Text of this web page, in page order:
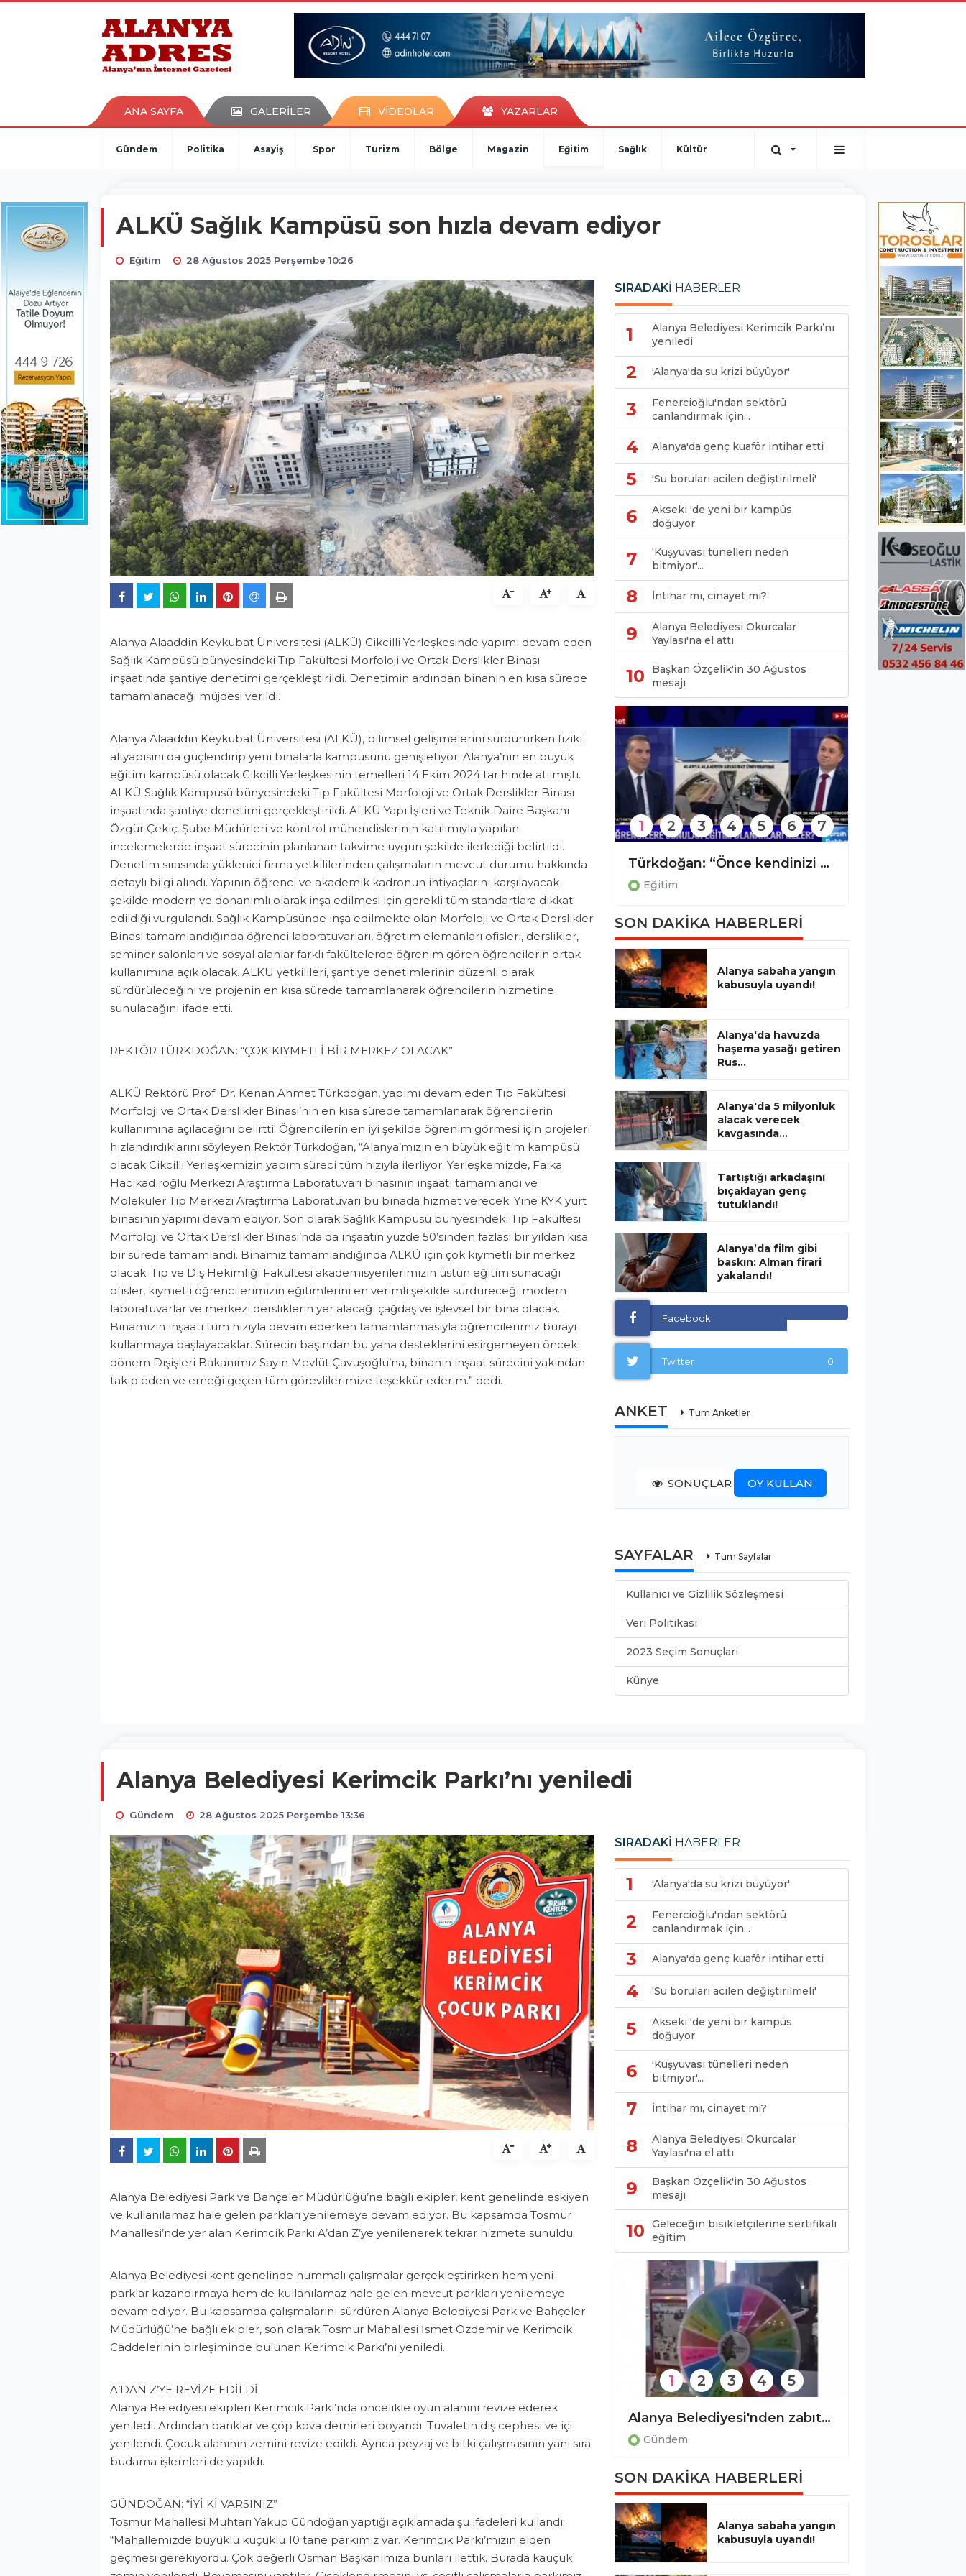
kaçak bahis
porno izle
ANA SAYFA GALERİLER VİDEOLAR YAZARLAR
Gündem Politika Asayiş Spor Turizm Bölge Magazin Eğitim Sağlık Kültür
ALKÜ Sağlık Kampüsü son hızla devam ediyor
Eğitim 28 Ağustos 2025 Perşembe 10:26
Alanya Alaaddin Keykubat Üniversitesi (ALKÜ) Cikcilli Yerleşkesinde yapımı devam eden
Sağlık Kampüsü bünyesindeki Tıp Fakültesi Morfoloji ve Ortak Derslikler Binası
inşaatında şantiye denetimi gerçekleştirildi. Denetimin ardından binanın en kısa sürede
tamamlanacağı müjdesi verildi.
Alanya Alaaddin Keykubat Üniversitesi (ALKÜ), bilimsel gelişmelerini sürdürürken fiziki
altyapısını da güçlendirip yeni binalarla kampüsünü genişletiyor. Alanya’nın en büyük
eğitim kampüsü olacak Cikcilli Yerleşkesinin temelleri 14 Ekim 2024 tarihinde atılmıştı.
ALKÜ Sağlık Kampüsü bünyesindeki Tıp Fakültesi Morfoloji ve Ortak Derslikler Binası
inşaatında şantiye denetimi gerçekleştirildi. ALKÜ Yapı İşleri ve Teknik Daire Başkanı
Özgür Çekiç, Şube Müdürleri ve kontrol mühendislerinin katılımıyla yapılan
incelemelerde inşaat sürecinin planlanan takvime uygun şekilde ilerlediği belirtildi.
Denetim sırasında yüklenici firma yetkililerinden çalışmaların mevcut durumu hakkında
detaylı bilgi alındı. Yapının öğrenci ve akademik kadronun ihtiyaçlarını karşılayacak
şekilde modern ve donanımlı olarak inşa edilmesi için gerekli tüm standartlara dikkat
edildiği vurgulandı. Sağlık Kampüsünde inşa edilmekte olan Morfoloji ve Ortak Derslikler
Binası tamamlandığında öğrenci laboratuvarları, öğretim elemanları ofisleri, derslikler,
seminer salonları ve sosyal alanlar farklı fakültelerde öğrenim gören öğrencilerin ortak
kullanımına açık olacak. ALKÜ yetkilileri, şantiye denetimlerinin düzenli olarak
sürdürüleceğini ve projenin en kısa sürede tamamlanarak öğrencilerin hizmetine
sunulacağını ifade etti.
REKTÖR TÜRKDOĞAN: “ÇOK KIYMETLİ BİR MERKEZ OLACAK”
ALKÜ Rektörü Prof. Dr. Kenan Ahmet Türkdoğan, yapımı devam eden Tıp Fakültesi
Morfoloji ve Ortak Derslikler Binası’nın en kısa sürede tamamlanarak öğrencilerin
kullanımına açılacağını belirtti. Öğrencilerin en iyi şekilde öğrenim görmesi için projeleri
hızlandırdıklarını söyleyen Rektör Türkdoğan, “Alanya’mızın en büyük eğitim kampüsü
olacak Cikcilli Yerleşkemizin yapım süreci tüm hızıyla ilerliyor. Yerleşkemizde, Faika
Hacıkadiroğlu Merkezi Araştırma Laboratuvarı binasının inşaatı tamamlandı ve
Moleküler Tıp Merkezi Araştırma Laboratuvarı bu binada hizmet verecek. Yine KYK yurt
binasının yapımı devam ediyor. Son olarak Sağlık Kampüsü bünyesindeki Tıp Fakültesi
Morfoloji ve Ortak Derslikler Binası’nda da inşaatın yüzde 50’sinden fazlası bir yıldan kısa
bir sürede tamamlandı. Binamız tamamlandığında ALKÜ için çok kıymetli bir merkez
olacak. Tıp ve Diş Hekimliği Fakültesi akademisyenlerimizin üstün eğitim sunacağı
ofisler, kıymetli öğrencilerimizin eğitimlerini en verimli şekilde sürdüreceği modern
laboratuvarlar ve merkezi dersliklerin yer alacağı çağdaş ve işlevsel bir bina olacak.
Binamızın inşaatı tüm hızıyla devam ederken tamamlanmasıyla öğrencilerimiz burayı
kullanmaya başlayacaklar. Sürecin başından bu yana desteklerini esirgemeyen önceki
dönem Dışişleri Bakanımız Sayın Mevlüt Çavuşoğlu’na, binanın inşaat sürecini yakından
takip eden ve emeği geçen tüm görevlilerimize teşekkür ederim.” dedi.
SIRADAKİ HABERLER
1
Alanya Belediyesi Kerimcik Parkı’nı
yeniledi
2 'Alanya'da su krizi büyüyor'
3
Fenercioğlu'ndan sektörü
canlandırmak için...
4 Alanya'da genç kuaför intihar etti
5 'Su boruları acilen değiştirilmeli'
6
Akseki 'de yeni bir kampüs
doğuyor
7
'Kuşyuvası tünelleri neden
bitmiyor'...
8 İntihar mı, cinayet mi?
9
Alanya Belediyesi Okurcalar
Yaylası'na el attı
10
Başkan Özçelik'in 30 Ağustos
mesajı
ALKÜ’lü gençlerden geleceğin teknolojisine çifte mühür!
Eğitim
Alanya'da sınav şampiyonlarına makamda anlamlı ağırlama!
Eğitim
Türkdoğan: “Önce kendinizi keşfedin, sonra bölüm seçin!”
Eğitim
1 2 3 4 5 6 7
SON DAKİKA HABERLERİ
Alanya sabaha yangın
kabusuyla uyandı!
Alanya'da havuzda
haşema yasağı getiren
Rus...
Alanya'da 5 milyonluk
alacak verecek
kavgasında...
Tartıştığı arkadaşını
bıçaklayan genç
tutuklandı!
Alanya’da film gibi
baskın: Alman firari
yakalandı!
Facebook
Twitter 0
ANKET Tüm Anketler
SONUÇLAR OY KULLAN
SAYFALAR Tüm Sayfalar
Kullanıcı ve Gizlilik Sözleşmesi
Veri Politikası
2023 Seçim Sonuçları
Künye
Alanya Belediyesi Kerimcik Parkı’nı yeniledi
Gündem 28 Ağustos 2025 Perşembe 13:36
Alanya Belediyesi Park ve Bahçeler Müdürlüğü’ne bağlı ekipler, kent genelinde eskiyen
ve kullanılamaz hale gelen parkları yenilemeye devam ediyor. Bu kapsamda Tosmur
Mahallesi’nde yer alan Kerimcik Parkı A’dan Z’ye yenilenerek tekrar hizmete sunuldu.
Alanya Belediyesi kent genelinde hummalı çalışmalar gerçekleştirirken hem yeni
parklar kazandırmaya hem de kullanılamaz hale gelen mevcut parkları yenilemeye
devam ediyor. Bu kapsamda çalışmalarını sürdüren Alanya Belediyesi Park ve Bahçeler
Müdürlüğü’ne bağlı ekipler, son olarak Tosmur Mahallesi İsmet Özdemir ve Kerimcik
Caddelerinin birleşiminde bulunan Kerimcik Parkı’nı yeniledi.
A’DAN Z’YE REVİZE EDİLDİ
Alanya Belediyesi ekipleri Kerimcik Parkı’nda öncelikle oyun alanını revize ederek
yeniledi. Ardından banklar ve çöp kova demirleri boyandı. Tuvaletin dış cephesi ve içi
yenilendi. Çocuk alanının zemini revize edildi. Ayrıca peyzaj ve bitki çalışmasının yanı sıra
budama işlemleri de yapıldı.
GÜNDOĞAN: “İYİ Kİ VARSINIZ”
Tosmur Mahallesi Muhtarı Yakup Gündoğan yaptığı açıklamada şu ifadeleri kullandı;
“Mahallemizde büyüklü küçüklü 10 tane parkımız var. Kerimcik Parkı’mızın elden
geçmesi gerekiyordu. Çok değerli Osman Başkanımıza bunları ilettik. Burada kauçuk
SIRADAKİ HABERLER
1 'Alanya'da su krizi büyüyor'
2
Fenercioğlu'ndan sektörü
canlandırmak için...
3 Alanya'da genç kuaför intihar etti
4 'Su boruları acilen değiştirilmeli'
5
Akseki 'de yeni bir kampüs
doğuyor
6
'Kuşyuvası tünelleri neden
bitmiyor'...
7 İntihar mı, cinayet mi?
8
Alanya Belediyesi Okurcalar
Yaylası'na el attı
9
Başkan Özçelik'in 30 Ağustos
mesajı
10
Geleceğin bisikletçilerine sertifikalı
eğitim
Alanya Belediyesi'nden zabıta denetimine ilişkin açıklama!
Gündem
1 2 3 4 5
SON DAKİKA HABERLERİ
Alanya sabaha yangın
kabusuyla uyandı!